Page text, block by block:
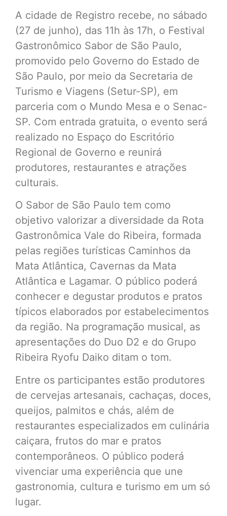
A cidade de Registro recebe, no sábado
(27 de junho), das 11h às 17h, o Festival
Gastronômico Sabor de São Paulo,
promovido pelo Governo do Estado de
São Paulo, por meio da Secretaria de
Turismo e Viagens (Setur-SP), em
parceria com o Mundo Mesa e o Senac-
SP. Com entrada gratuita, o evento será
realizado no Espaço do Escritório
Regional de Governo e reunirá
produtores, restaurantes e atrações
culturais.
O Sabor de São Paulo tem como
objetivo valorizar a diversidade da Rota
Gastronômica Vale do Ribeira, formada
pelas regiões turísticas Caminhos da
Mata Atlântica, Cavernas da Mata
Atlântica e Lagamar. O público poderá
conhecer e degustar produtos e pratos
típicos elaborados por estabelecimentos
da região. Na programação musical, as
apresentações do Duo D2 e do Grupo
Ribeira Ryofu Daiko ditam o tom.
Entre os participantes estão produtores
de cervejas artesanais, cachaças, doces,
queijos, palmitos e chás, além de
restaurantes especializados em culinária
caiçara, frutos do mar e pratos
contemporâneos. O público poderá
vivenciar uma experiência que une
gastronomia, cultura e turismo em um só
lugar.